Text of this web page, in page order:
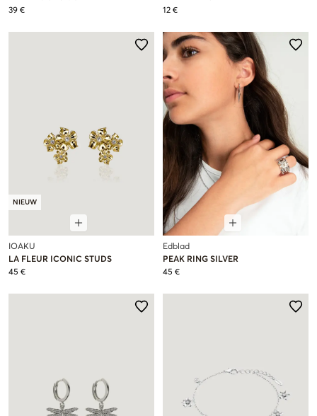
39 €
12 €
NIEUW
IOAKU
LA FLEUR ICONIC STUDS
45 €
Edblad
PEAK RING SILVER
45 €